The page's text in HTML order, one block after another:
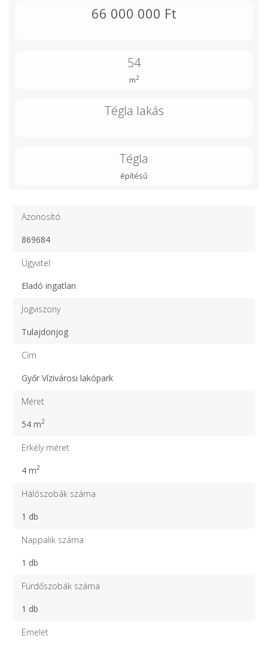
66 000 000 Ft
54
m2
Tégla lakás
Tégla
építésű
Azonosító
869684
Ügyvitel
Eladó ingatlan
Jogviszony
Tulajdonjog
Cím
Győr Vízivárosi lakópark
Méret
54 m2
Erkély méret
4 m2
Hálószobák száma
1 db
Nappalik száma
1 db
Fürdőszobák száma
1 db
Emelet